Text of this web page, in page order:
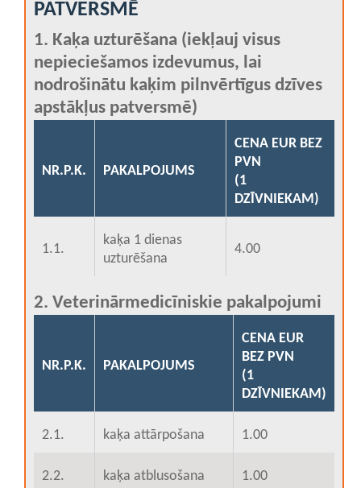
PATVERSMĒ
1. Kaķa uzturēšana (iekļauj visus
nepieciešamos izdevumus, lai
nodrošinātu kaķim pilnvērtīgus dzīves
apstākļus patversmē)
NR.P.K. PAKALPOJUMS
CENA EUR BEZ
PVN
(1
DZĪVNIEKAM)
1.1.
kaķa 1 dienas
uzturēšana
4.00
2. Veterinārmedicīniskie pakalpojumi
NR.P.K. PAKALPOJUMS
CENA EUR
BEZ PVN
(1
DZĪVNIEKAM)
2.1. kaķa attārpošana 1.00
2.2. kaķa atblusošana 1.00